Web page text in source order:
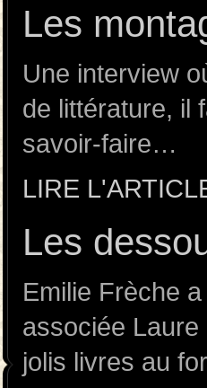
Les
Une interview
de littérature, il
savoir-faire…
LIRE
Les
Emilie Frèche
associée
jolis livres au